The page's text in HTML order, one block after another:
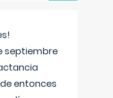
septiembre
entonces